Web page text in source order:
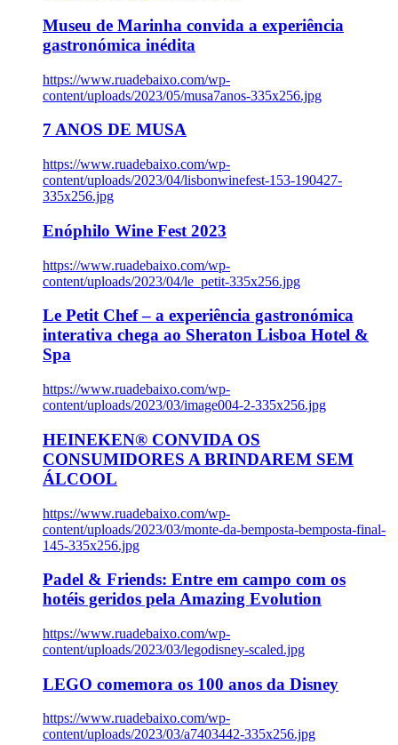
Museu de Marinha convida a experiência
gastronómica inédita
https://www.ruadebaixo.com/wp-
content/uploads/2023/05/musa7anos-335x256.jpg
7 ANOS DE MUSA
https://www.ruadebaixo.com/wp-
content/uploads/2023/04/lisbonwinefest-153-190427-
335x256.jpg
Enóphilo Wine Fest 2023
https://www.ruadebaixo.com/wp-
content/uploads/2023/04/le_petit-335x256.jpg
Le Petit Chef – a experiência gastronómica
interativa chega ao Sheraton Lisboa Hotel &
Spa
https://www.ruadebaixo.com/wp-
content/uploads/2023/03/image004-2-335x256.jpg
HEINEKEN® CONVIDA OS
CONSUMIDORES A BRINDAREM SEM
ÁLCOOL
https://www.ruadebaixo.com/wp-
content/uploads/2023/03/monte-da-bemposta-bemposta-final-
145-335x256.jpg
Padel & Friends: Entre em campo com os
hotéis geridos pela Amazing Evolution
https://www.ruadebaixo.com/wp-
content/uploads/2023/03/legodisney-scaled.jpg
LEGO comemora os 100 anos da Disney
https://www.ruadebaixo.com/wp-
content/uploads/2023/03/a7403442-335x256.jpg